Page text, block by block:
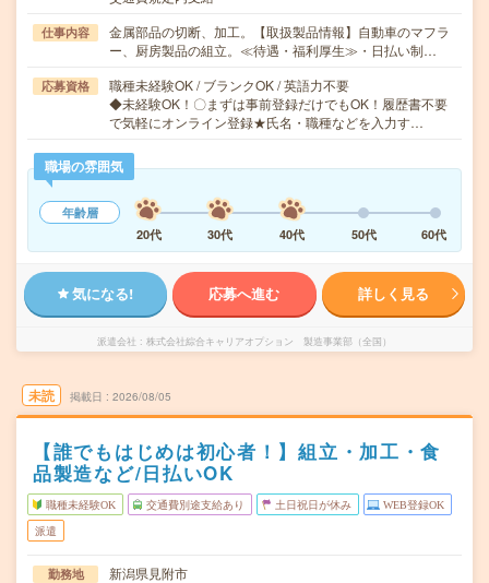
仕事内容
金属部品の切断、加工。【取扱製品情報】自動車のマフラ
ー、厨房製品の組立。≪待遇・福利厚生≫・日払い制…
応募資格
職種未経験OK / ブランクOK / 英語力不要
◆未経験OK！〇まずは事前登録だけでもOK！履歴書不要
で気軽にオンライン登録★氏名・職種などを入力す…
職場の雰囲気
年齢層
20代
30代 40代 50代 60代
気になる! 応募へ進む 詳しく見る
派遣会社 株式会社綜合キャリアオプション 製造事業部（全国）
未読 掲載日 2026/08/05
【誰でもはじめは初心者！】組立・加工・食
品製造など/日払いOK
職種未経験OK 交通費別途支給あり 土日祝日が休み WEB登録OK
派遣
勤務地 新潟県見附市